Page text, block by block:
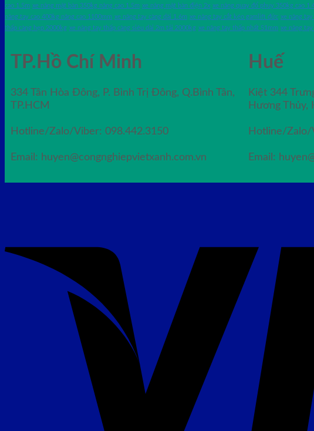
cao 1.5m xe nâng mặt bàn 350kg nâng cao 1.5m xe nâng mặt bàn điện 2x xe nâng quay đổ phuy 350kg cao
nâng tay cao 400kg nâng cao 1100mm xe nâng tay càng dài 1.6m xe nâng tay cắt kéo gamlift đức xe nâng
thấp càng hẹp 2000kg xe nâng tay thấp càng siêu dài 2m tải 2000kg xe nâng tay thấp nhất 51mm xe nâng
TP.Hồ Chí Minh
334 Tân Hòa Đông, P. Bình Trị Đông, Q.Bình Tân,
TP.HCM
Hotline/Zalo/Viber: 098.442.3150
Email: huyen@congnghiepvietxanh.com.vn
Huế
Kiệt 344
Hương Thủy,
Hotline/Zalo/
Email: